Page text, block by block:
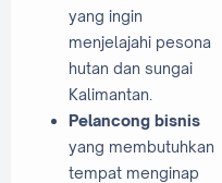
yang ingin
menjelajahi pesona
hutan dan sungai
Kalimantan.
Pelancong bisnis
yang membutuhkan
tempat menginap